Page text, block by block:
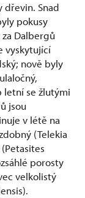
dřevin. Snad
pokusy
Dalbergů
vyskytující
nově byly
letní se žlutými
jsou
v létě na
(Telekia
porosty
velkolistý